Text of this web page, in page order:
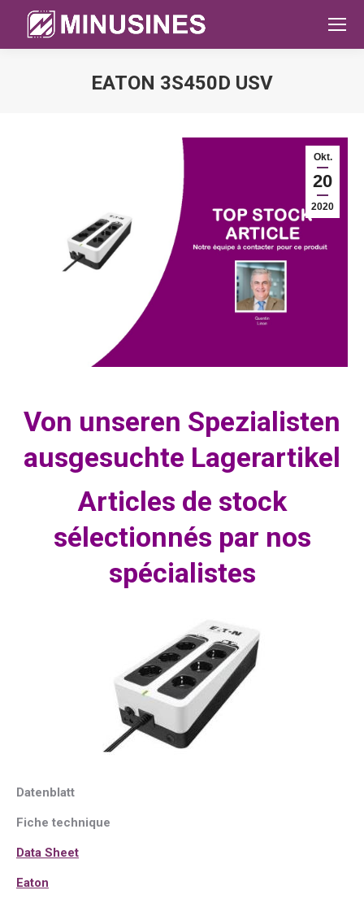
EATON 3S450D USV
Okt.
20
2020
Von unseren Spezialisten
ausgesuchte Lagerartikel
Articles de stock
sélectionnés par nos
spécialistes
Datenblatt
Fiche technique
Data Sheet
Eaton